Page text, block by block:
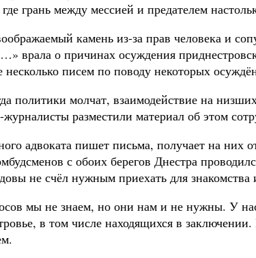
грань между мессией и предателем
камень из-за прав человека и
врала о причинах осуждения
несколько писем по поводу некоторых
политики молчат, взаимодействие на
разместили материал об этом
адвоката пишет письма, получает на
с обоих берегов Днестра
не счёл нужным приехать для знакомства
мы не знаем, но они нам и не нужны. У
в том числе находящихся в